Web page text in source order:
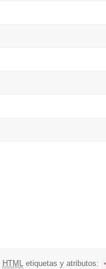
HTMLetiquetas y atributos: